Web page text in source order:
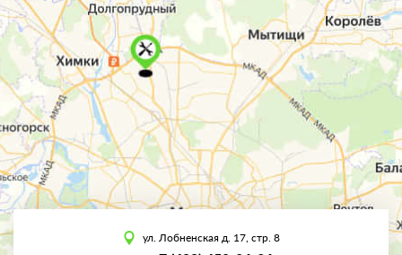
ул. Лобненская д. 17, стр. 8